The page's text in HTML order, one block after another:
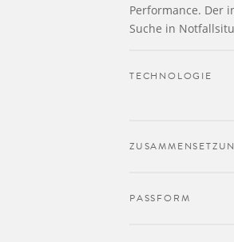
Performance. Der
Suche in
TECHNOLOGIE
PASSFORM